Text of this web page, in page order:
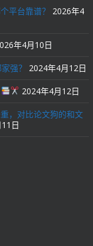
平台靠谱？
2026年4
年4月10日
强？ 2024年4月12日
2024年4月12日
，对比论文狗的和文
日